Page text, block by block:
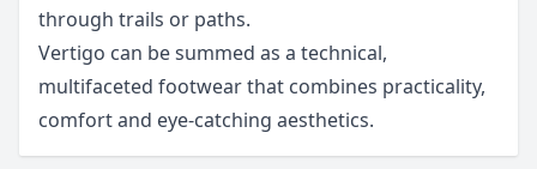
through trails or paths.
Vertigo can be summed as a technical,
multifaceted footwear that combines practicality,
comfort and eye-catching aesthetics.